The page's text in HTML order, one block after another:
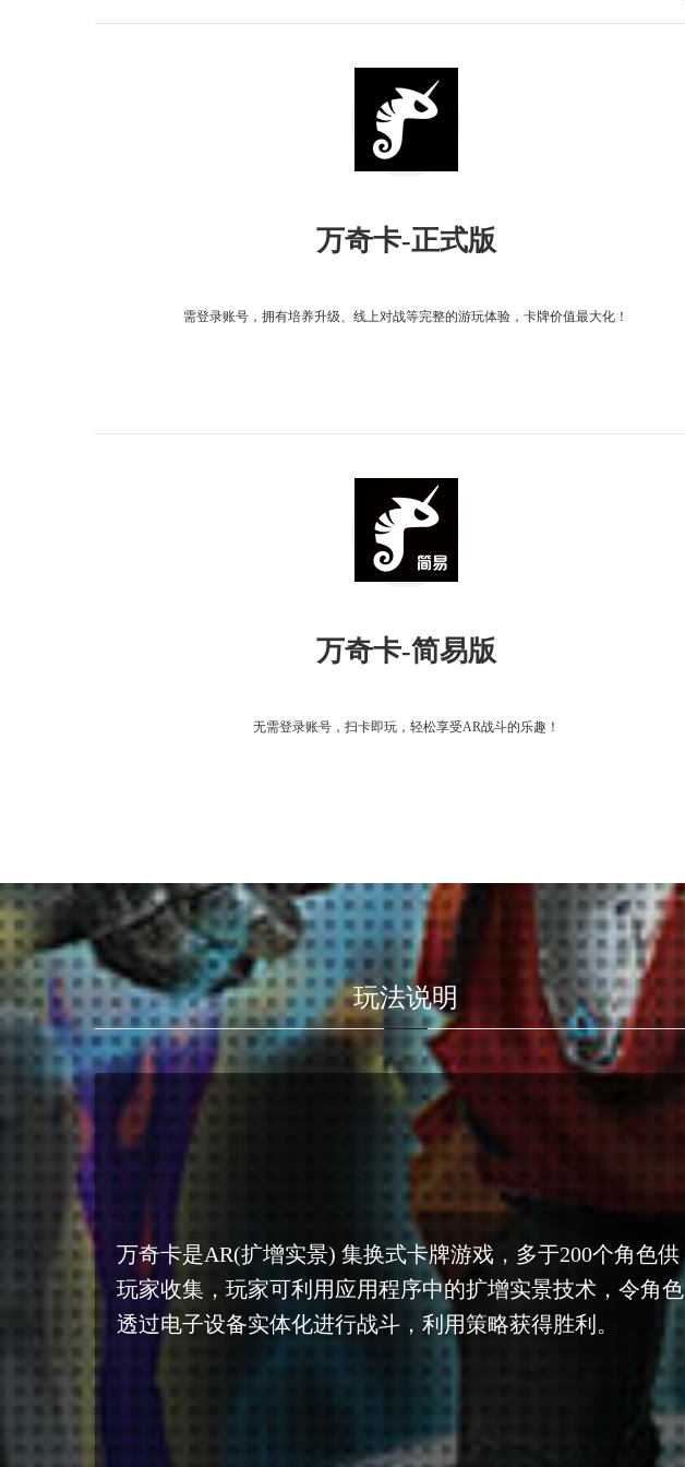
万奇卡-正式版
需登录账号，拥有培养升级、线上对战等完整的游玩体验，卡牌价值最大化！
万奇卡-简易版
无需登录账号，扫卡即玩，轻松享受AR战斗的乐趣！
玩法说明
万奇卡是AR(扩增实景) 集换式卡牌游戏，多于200个角色供
玩家收集，玩家可利用应用程序中的扩增实景技术，令角色
透过电子设备实体化进行战斗，利用策略获得胜利。